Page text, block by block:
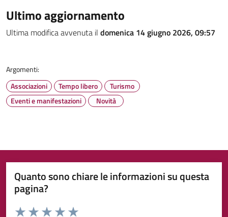
Ultimo aggiornamento
Ultima modifica avvenuta il domenica 14 giugno 2026, 09:57
Argomenti:
Associazioni
Tempo libero
Turismo
Eventi e manifestazioni
Novità
Quanto sono chiare le informazioni su questa
pagina?
Valuta da 1 a 5 stelle la pagina